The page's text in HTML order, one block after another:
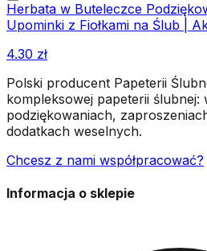
Herbata w Buteleczce
Upominki z Fiołkami na Ślub |
4.30 zł
Polski producent Papeterii
kompleksowej papeterii ślubnej:
podziękowaniach,
dodatkach weselnych.
Chcesz z nami współpracować?
Informacja o sklepie